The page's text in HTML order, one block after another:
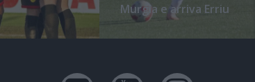
Murgia e arriva Erriu